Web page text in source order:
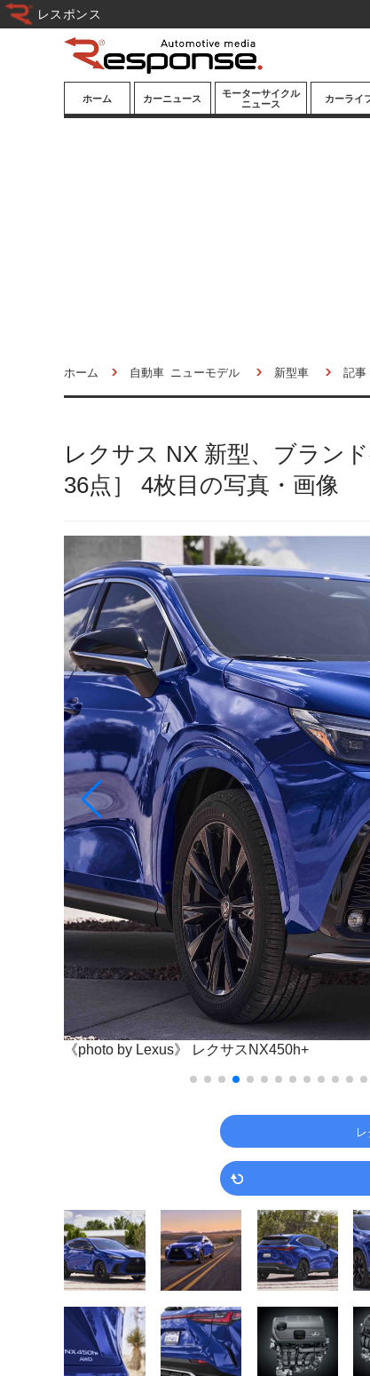
ホーム カーニュース
モーターサイクル
ニュース
カーライ
ホーム 自動車 ニューモデル 新型車 記事
レクサス NX 新型、ブラン
36点］ 4枚目の写真・画像
《photo by Lexus》 レクサスNX450h+
レスポンス